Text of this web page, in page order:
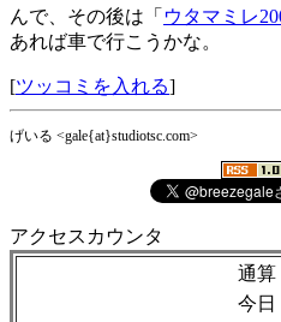
んで、その後は「 ウタマミレ
あれば車で行こうかな。
[ツッコミを入れる]
げいる <gale{at}studiotsc.com>
アクセスカウンタ
通算
今日